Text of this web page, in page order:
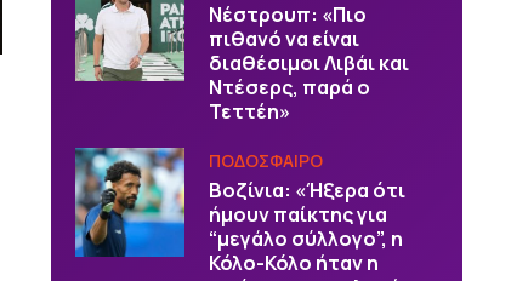
Νέστρουπ: «Πιο
πιθανό να είναι
διαθέσιμοι Λιβάι και
Ντέσερς, παρά ο
Τεττέη»
ΠΟΔΟΣΦΑΙΡΟ
Βοζίνια: «Ήξερα ότι
ήμουν παίκτης για
“μεγάλο σύλλογο”, η
Κόλο-Κόλο ήταν η